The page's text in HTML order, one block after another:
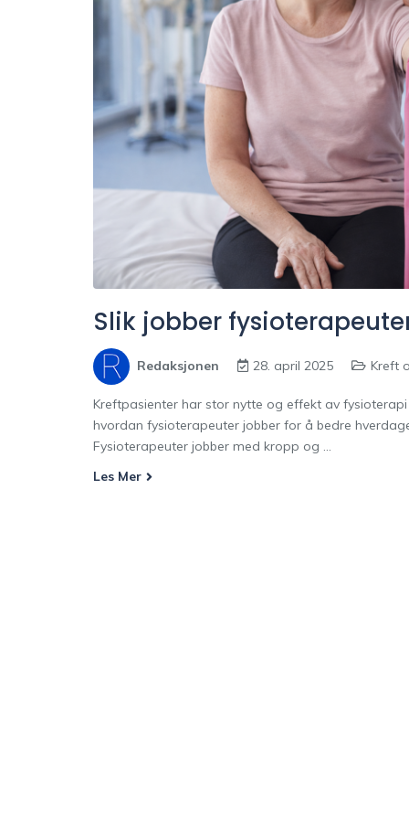
Slik jobber
Redaksjonen 28. april 2025 Kreft
Kreftpasienter har stor nytte og effekt av
hvordan fysioterapeuter jobber for å bedre
Fysioterapeuter jobber med kropp og ...
Les Mer